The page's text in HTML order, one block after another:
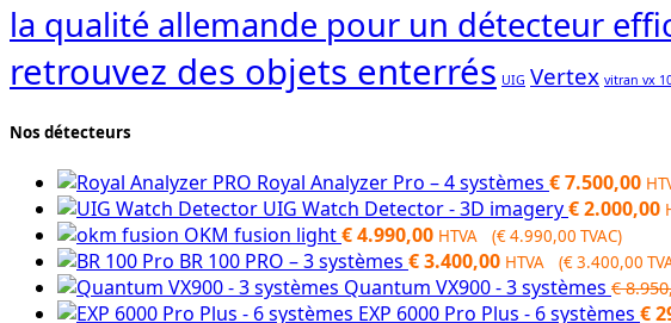
la qualité allemande pour un détecteur
retrouvez des objets enterrés UIG Vertex vitran vx
Nos détecteurs
Royal Analyzer Pro – 4 systèmes €7.500,00
UIG Watch Detector - 3D imagery€2.000,00
OKM fusion light€4.990,00 HTVA (€4.990,00 TVAC)
BR 100 PRO – 3 systèmes €3.400,00 HTVA (€3.400,00
Quantum VX900 - 3 systèmes €
EXP 6000 Pro Plus - 6 systèmes €